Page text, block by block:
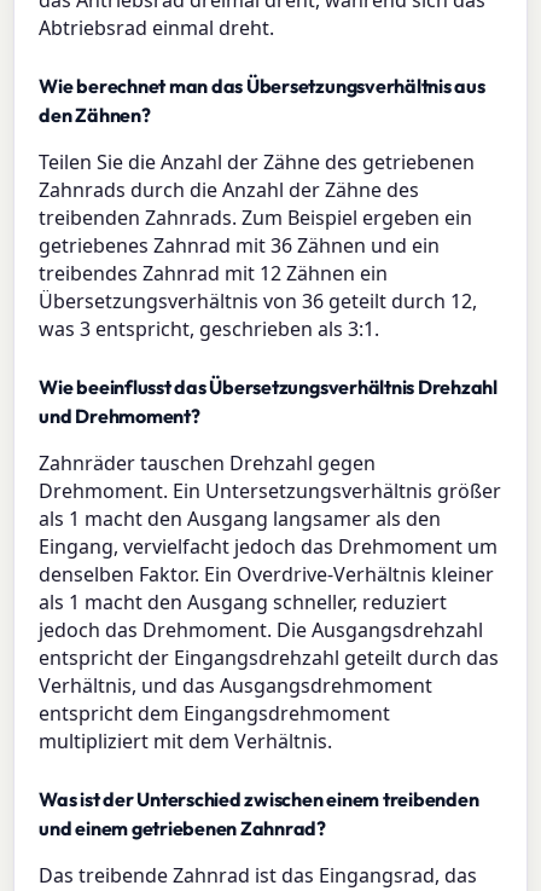
Abtriebsrad einmal dreht.
Wie berechnet man das Übersetzungsverhältnis aus
den Zähnen?
Teilen Sie die Anzahl der Zähne des getriebenen
Zahnrads durch die Anzahl der Zähne des
treibenden Zahnrads. Zum Beispiel ergeben ein
getriebenes Zahnrad mit 36 Zähnen und ein
treibendes Zahnrad mit 12 Zähnen ein
Übersetzungsverhältnis von 36 geteilt durch 12,
was 3 entspricht, geschrieben als 3:1.
Wie beeinflusst das Übersetzungsverhältnis Drehzahl
und Drehmoment?
Zahnräder tauschen Drehzahl gegen
Drehmoment. Ein Untersetzungsverhältnis größer
als 1 macht den Ausgang langsamer als den
Eingang, vervielfacht jedoch das Drehmoment um
denselben Faktor. Ein Overdrive-Verhältnis kleiner
als 1 macht den Ausgang schneller, reduziert
jedoch das Drehmoment. Die Ausgangsdrehzahl
entspricht der Eingangsdrehzahl geteilt durch das
Verhältnis, und das Ausgangsdrehmoment
entspricht dem Eingangsdrehmoment
multipliziert mit dem Verhältnis.
Was ist der Unterschied zwischen einem treibenden
und einem getriebenen Zahnrad?
Das treibende Zahnrad ist das Eingangsrad, das